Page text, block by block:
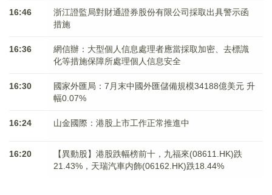
16:46
浙江證監局對財通證券股份有限公司採取出具警示函
措施
16:36
網信辦：大型個人信息處理者應當採取加密、去標識
化等措施保障所處理個人信息安全
16:30
國家外匯局：7月末中國外匯儲備規模34188億美元 升
幅0.07%
16:24 山金國際：港股上市工作正常推進中
16:20
【異動股】港股跌幅榜前十，九福來(08611.HK)跌
21.43%，天瑞汽車内飾(06162.HK)跌18.44%